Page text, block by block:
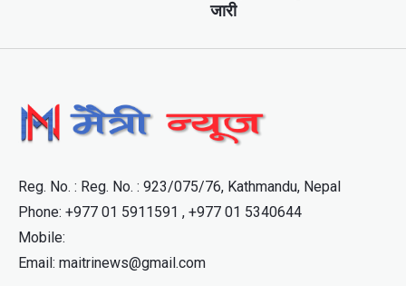
जारी
Reg. No. : Reg. No. : 923/075/76, Kathmandu, Nepal
Phone: +977 01 5911591 , +977 01 5340644
Mobile:
Email: maitrinews@gmail.com